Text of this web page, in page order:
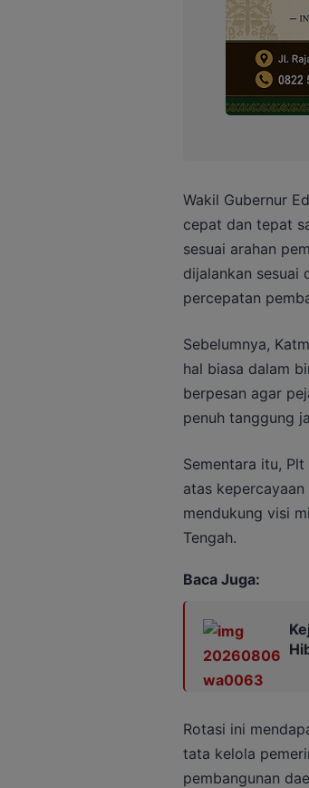
Wakil Gubernur
cepat dan tepat
sesuai arahan
dijalankan sesuai
percepatan
Sebelumnya,
hal biasa dalam
berpesan agar
penuh tanggung
Sementara itu,
atas
mendukung visi
Tengah.
Baca Juga:
Rotasi ini
tata kelola
pembangunan